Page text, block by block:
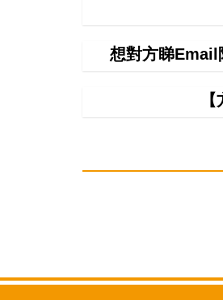
想對方睇